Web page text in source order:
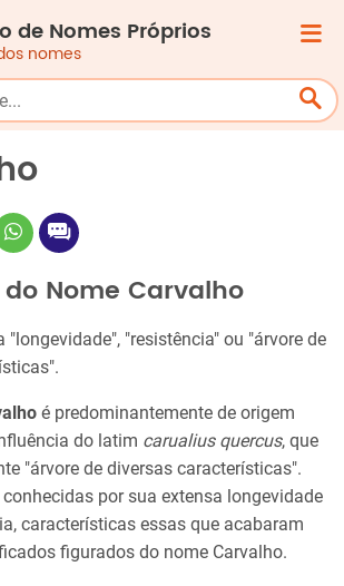
de Nomes Próprios
nomes
Nome Carvalho
"longevidade", "resistência" ou "árvore de
é predominantemente de origem
do latim carualius quercus, que
"árvore de diversas características".
conhecidas por sua extensa longevidade
características essas que acabaram
figurados do nome Carvalho.